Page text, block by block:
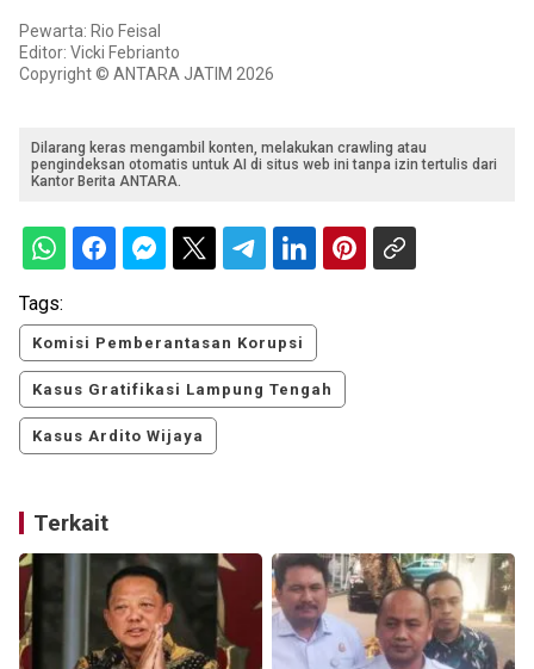
Pewarta: Rio Feisal
Editor: Vicki Febrianto
Copyright © ANTARA JATIM 2026
Dilarang keras mengambil konten, melakukan crawling atau
pengindeksan otomatis untuk AI di situs web ini tanpa izin tertulis dari
Kantor Berita ANTARA.
Tags:
Komisi Pemberantasan Korupsi
Kasus Gratifikasi Lampung Tengah
Kasus Ardito Wijaya
Terkait